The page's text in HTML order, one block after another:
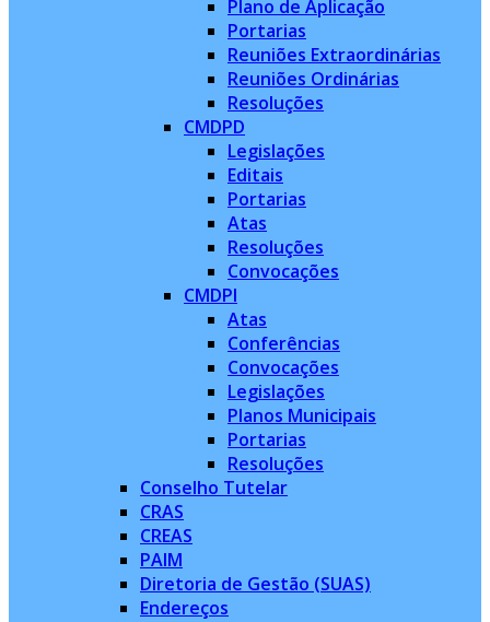
Plano de Aplicação
Portarias
Reuniões Extraordinárias
Reuniões Ordinárias
Resoluções
CMDPD
Legislações
Editais
Portarias
Atas
Resoluções
Convocações
CMDPI
Atas
Conferências
Convocações
Legislações
Planos Municipais
Portarias
Resoluções
Conselho Tutelar
CRAS
CREAS
PAIM
Diretoria de Gestão (SUAS)
Endereços